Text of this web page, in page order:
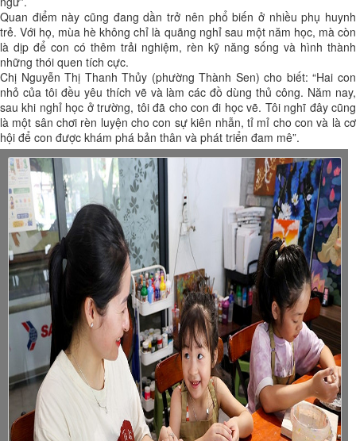
Quan điểm này cũng đang dần trở nên phổ biến ở nhiều phụ huynh
trẻ. Với họ, mùa hè không chỉ là quãng nghỉ sau một năm học, mà còn
là dịp để con có thêm trải nghiệm, rèn kỹ năng sống và hình thành
những thói quen tích cực.
Chị Nguyễn Thị Thanh Thủy (phường Thành Sen) cho biết: “Hai con
nhỏ của tôi đều yêu thích vẽ và làm các đồ dùng thủ công. Năm nay,
sau khi nghỉ học ở trường, tôi đã cho con đi học vẽ. Tôi nghĩ đây cũng
là một sân chơi rèn luyện cho con sự kiên nhẫn, tỉ mỉ cho con và là cơ
hội để con được khám phá bản thân và phát triển đam mê”.